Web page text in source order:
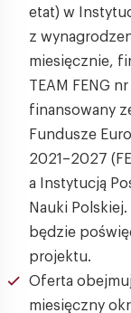
etat) w
z
miesięcznie,
TEAM FENG
finansowany
Fundusze
2021–2027
a Instytucją
Nauki
będzie
projektu.
Oferta
miesięczny